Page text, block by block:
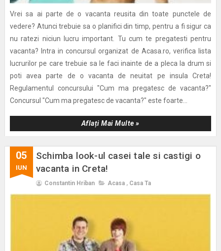
Vrei sa ai parte de o vacanta reusita din toate punctele de
vedere? Atunci trebuie sa o planifici din timp, pentru a fi sigur ca
nu ratezi niciun lucru important. Tu cum te pregatesti pentru
vacanta? Intra in concursul organizat de Acasa.ro, verifica lista
lucrurilor pe care trebuie sa le faci inainte de a pleca la drum si
poti avea parte de o vacanta de neuitat pe insula Creta!
Regulamentul concursului "Cum ma pregatesc de vacanta?"
Concursul "Cum ma pregatesc de vacanta?" este foarte...
Aflați Mai Multe »
05
IUN
Schimba look-ul casei tale si castigi o
vacanta in Creta!
Constantin Hriban Acasa , Casa Ta